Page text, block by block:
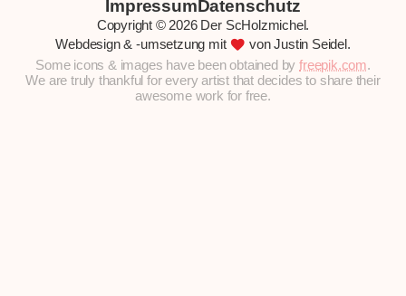
ImpressumDatenschutz
Copyright © 2026 Der ScHolzmichel.
Webdesign & -umsetzung mit favorite von Justin Seidel.
Some icons & images have been obtained byfreepik.com.
We are truly thankful for every artist that decides to share their
awesome work for free.